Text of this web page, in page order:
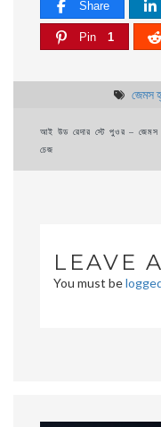
Share
Pin 1
জেমস
Post
আই উড রেদার স্টে পুওর – জেমস
চেজ
LEAVE
You must be